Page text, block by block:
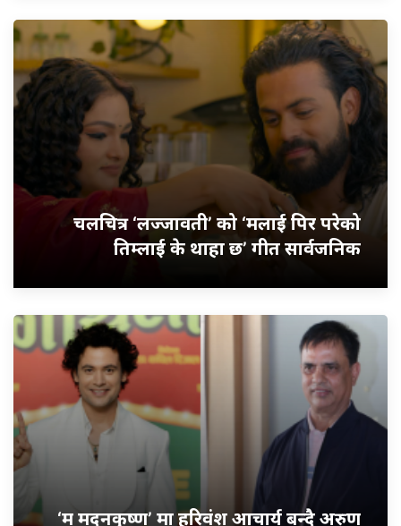
चलचित्र ‘लज्जावती’ को ‘मलाई पिर परेको
तिम्लाई के थाहा छ’ गीत सार्वजनिक
‘म मदनकृष्ण’ मा हरिवंश आचार्य बन्दै अरुण